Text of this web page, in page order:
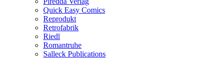
Quick Easy Comics
Reprodukt
Retrofabrik
Riedl
Romantruhe
Salleck Publications